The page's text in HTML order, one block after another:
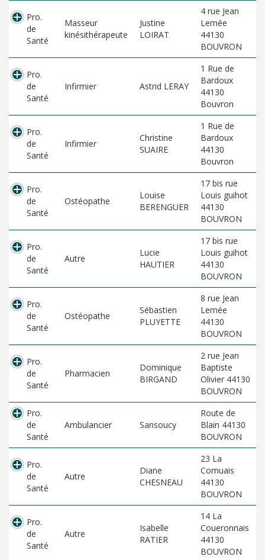
Pro.
de
Santé
Masseur
kinésithérapeute
Justine
LOIRAT
4 rue Jean
Lemée
44130
BOUVRON
Pro.
de
Santé
Infirmier Astrid LERAY
1 Rue de
Bardoux
44130
Bouvron
Pro.
de
Santé
Infirmier
Christine
SUAIRE
1 Rue de
Bardoux
44130
Bouvron
Pro.
de
Santé
Ostéopathe
Louise
BERENGUER
17 bis rue
Louis guihot
44130
BOUVRON
Pro.
de
Santé
Autre
Lucie
HAUTIER
17 bis rue
Louis guihot
44130
BOUVRON
Pro.
de
Santé
Ostéopathe
Sébastien
PLUYETTE
8 rue Jean
Lemée
44130
BOUVRON
Pro.
de
Santé
Pharmacien
Dominique
BIRGAND
2 rue Jean
Baptiste
Olivier 44130
BOUVRON
Pro.
de
Santé
Ambulancier Sansoucy
Route de
Blain 44130
BOUVRON
Pro.
de
Santé
Autre
Diane
CHESNEAU
23 La
Cornuais
44130
BOUVRON
Pro.
de
Santé
Autre
Isabelle
RATIER
14 La
Coueronnais
44130
BOUVRON